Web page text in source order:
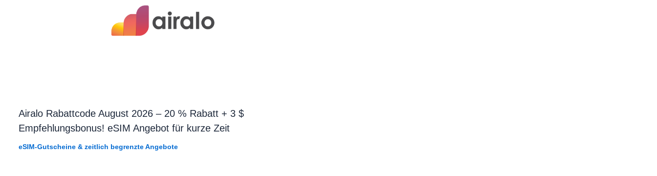
Airalo Rabattcode August 2026 – 20 % Rabatt + 3 $
Empfehlungsbonus! eSIM Angebot für kurze Zeit
eSIM-Gutscheine & zeitlich begrenzte Angebote